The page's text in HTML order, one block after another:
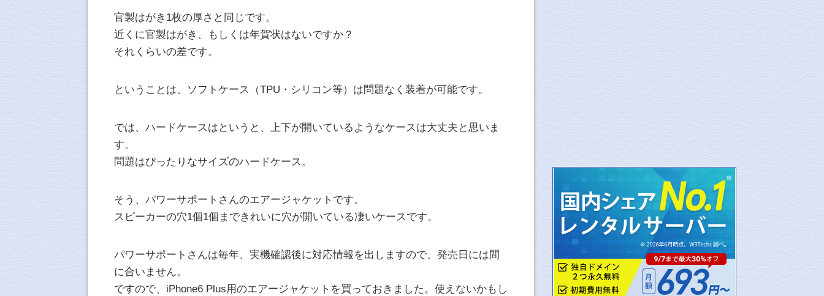
官製はがき1枚の厚さと同じです。
近くに官製はがき、もしくは年賀状はないですか？
それくらいの差です。
ということは、ソフトケース（TPU・シリコン等）は問題なく装着が可能です。
では、ハードケースはというと、上下が開いているようなケースは大丈夫と思いま
す。
問題はぴったりなサイズのハードケース。
そう、パワーサポートさんのエアージャケットです。
スピーカーの穴1個1個まできれいに穴が開いている凄いケースです。
パワーサポートさんは毎年、実機確認後に対応情報を出しますので、発売日には間
に合いません。
ですので、iPhone6 Plus用のエアージャケットを買っておきました。使えないかもし